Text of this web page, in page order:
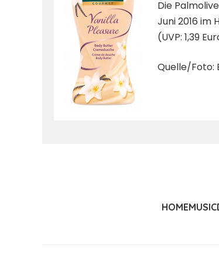
Die
Juni 2016 im
(UVP: 1,39
Quelle/Foto:
HOMEMUSIC